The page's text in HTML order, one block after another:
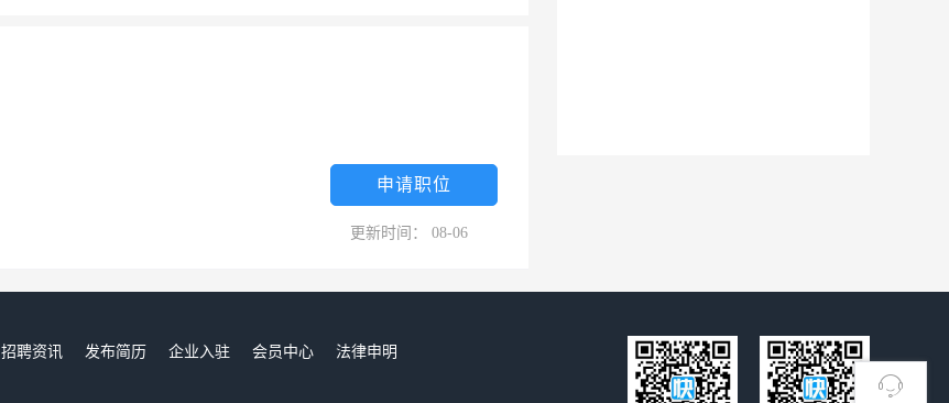
申请职位
更新时间： 08-06
招聘资讯 发布简历 企业入驻 会员中心
法律申明